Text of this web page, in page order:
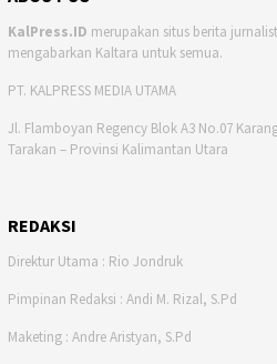
KalPress.ID merupakan situs berita
mengabarkan Kaltara untuk semua.
PT. KALPRESS MEDIA UTAMA
Jl. Flamboyan Regency Blok A3 No.07
Tarakan – Provinsi Kalimantan Utara
REDAKSI
Direktur Utama : Rio Jondruk
Pimpinan Redaksi : Andi M. Rizal, S.Pd
Maketing : Andre Aristyan, S.Pd